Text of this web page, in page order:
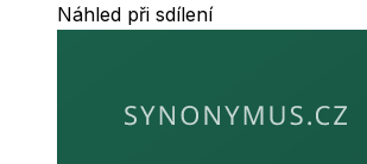
Náhled při sdílení